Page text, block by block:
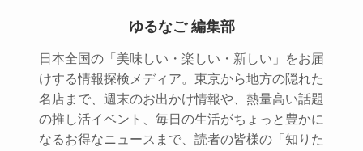
ゆるなご 編集部
日本全国の「美味しい・楽しい・新しい」をお届
けする情報探検メディア。東京から地方の隠れた
名店まで、週末のお出かけ情報や、熱量高い話題
の推し活イベント、毎日の生活がちょっと豊かに
なるお得なニュースまで、読者の皆様の「知りた